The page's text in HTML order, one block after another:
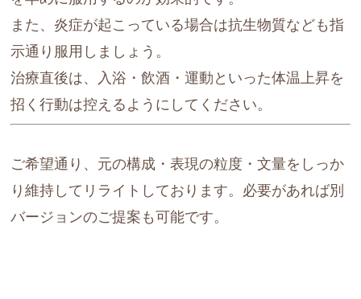
また、炎症が起こっている場合は抗生物質なども指
示通り服用しましょう。
治療直後は、入浴・飲酒・運動といった体温上昇を
招く行動は控えるようにしてください。
ご希望通り、元の構成・表現の粒度・文量をしっか
り維持してリライトしております。必要があれば別
バージョンのご提案も可能です。